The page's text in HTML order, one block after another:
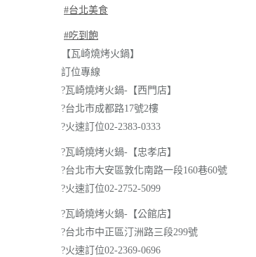
#台北美食
#吃到飽
【瓦崎燒烤火鍋】
訂位專線
?瓦崎燒烤火鍋-【西門店】
?台北市成都路17號2樓
?火速訂位02-2383-0333
?瓦崎燒烤火鍋-【忠孝店】
?台北市大安區敦化南路一段160巷60號
?火速訂位02-2752-5099
?瓦崎燒烤火鍋-【公館店】
?台北市中正區汀洲路三段299號
?火速訂位02-2369-0696